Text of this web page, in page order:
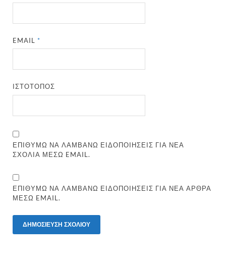
EMAIL*
ΙΣΤΌΤΟΠΟΣ
ΕΠΙΘΥΜΏ ΝΑ ΛΑΜΒΆΝΩ ΕΙΔΟΠΟΙΉΣΕΙΣ ΓΙΑ ΝΈΑ
ΣΧΌΛΙΑ ΜΈΣΩ EMAIL.
ΕΠΙΘΥΜΏ ΝΑ ΛΑΜΒΆΝΩ ΕΙΔΟΠΟΙΉΣΕΙΣ ΓΙΑ ΝΈΑ ΆΡΘΡΑ
ΜΈΣΩ EMAIL.